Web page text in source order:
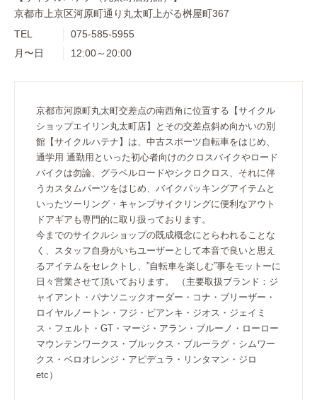
京都市上京区河原町通り丸太町上がる桝屋町367
TEL
075-585-5955
月〜日
12:00～20:00
京都市河原町丸太町交差点の南西角に位置する【サイクル
ショップエイリン丸太町店】とその交差点斜め向かいの別
館【サイクルハテナ】は、中古スポーツ自転車をはじめ、
通学用 通勤用といった初心者向けのクロスバイクやロード
バイクは勿論、グラベルロードやシクロクロス、それに伴
うカスタムパーツをはじめ、バイクパッキングアイテムと
いったツーリング・キャンプサイクリングに便利なアウト
ドアギアも専門的に取り扱っております。
今までのサイクルショップの既成概念にとらわれることな
く、スタッフ自身がいちユーザーとして本音で良いと思え
るアイテムをセレクトし、”自転車を楽しむ”事をモットーに
日々営業させて頂いております。 （主要取扱ブランド：ジ
ャイアント・パナソニックオーダー・コナ・ブリーザー・
ロイヤルノートン・フジ・ビアンキ・ジオス・ジェイミ
ス・フェルト・GT・マージ・アラン・ブルーノ・ローロー
マウンテンワークス・ブルックス・ブルーラグ・シムワー
クス・ベロオレンジ・アピデュラ・リンタマン・ジロ
etc）